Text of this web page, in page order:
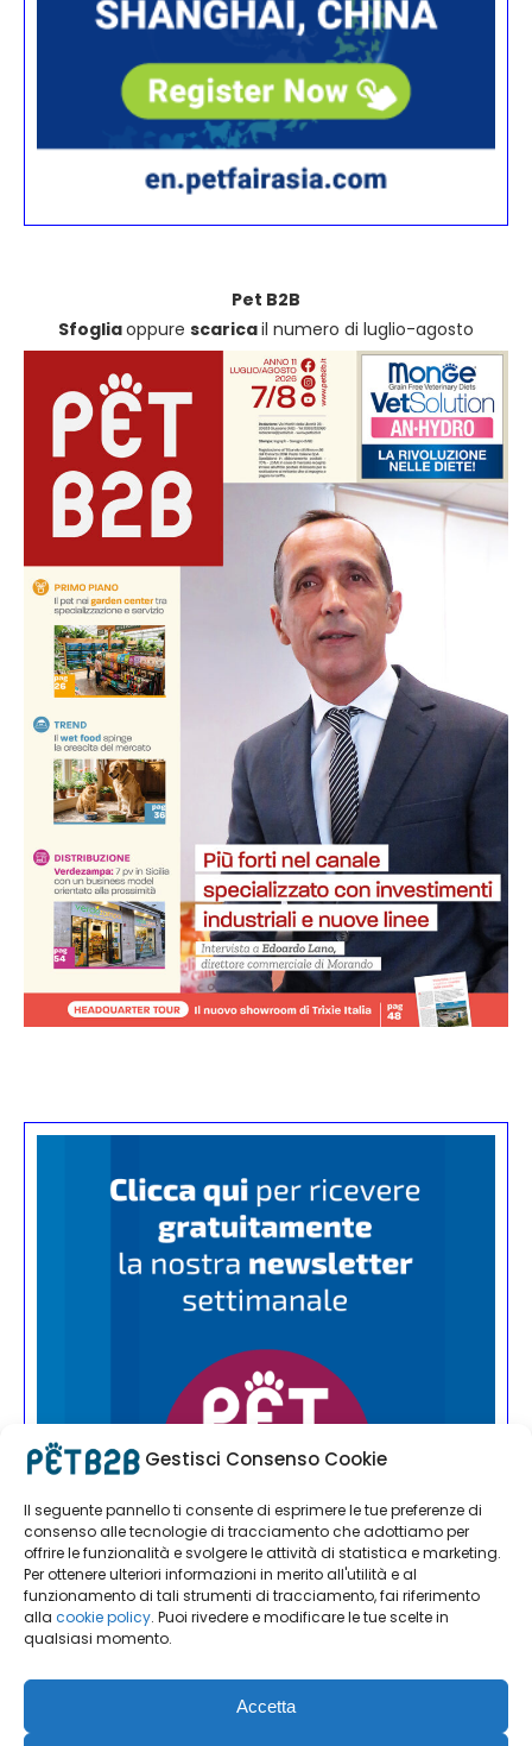
Gestisci Consenso Cookie
Il seguente pannello ti consente di esprimere le tue preferenze di
consenso alle tecnologie di tracciamento che adottiamo per
offrire le funzionalità e svolgere le attività di statistica e marketing.
Per ottenere ulteriori informazioni in merito all'utilità e al
funzionamento di tali strumenti di tracciamento, fai riferimento
alla cookie policy. Puoi rivedere e modificare le tue scelte in
qualsiasi momento.
Accetta
Pet B2B
Sfogliaoppure scaricail numero di luglio-agosto